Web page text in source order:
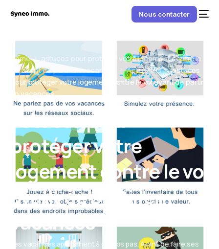
Nous contacter
Home
astuces pour protéger votre logement contre le
vol avant de partir en vacances
Actualités
astuces
pour protéger votre logement contre le vol avant de partir
en vacances
astuces pour
protéger votre
logement contre le vol
avant de partir en
vacances
Les vacances approchent à grands pas. Avant de faire ses